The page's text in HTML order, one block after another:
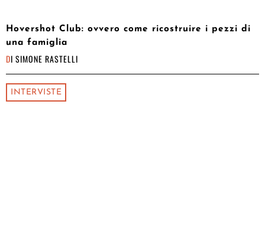
Hovershot Club: ovvero come ricostruire i pezzi di
una famiglia
DI SIMONE RASTELLI
INTERVISTE